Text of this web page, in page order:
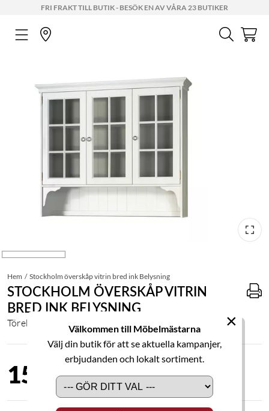
FRI FRAKT TILL BUTIK - BESÖK EN AV VÅRA 23 BUTIKER
Välkommen till Möbelmästarna
Välj din butik för att se aktuella kampanjer,
erbjudanden och lokalt sortiment.
×
Hem Stockholm överskåp vitrin bred ink Belysning
STOCKHOLM ÖVERSKÅP VITRIN
BRED INK BELYSNING
Töreboda
15 200,00 kr